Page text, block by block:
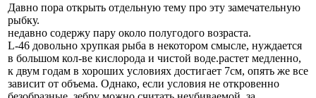
Давно пора открыть отдельную тему про эту замечательную
рыбку.
недавно содержу пару около полугодого возраста.
L-46 довольно хрупкая рыба в некотором смысле, нуждается
в большом кол-ве кислорода и чистой воде.растет медленно,
к двум годам в хороших условиях достигает 7см, опять же все
зависит от объема. Однако, если условия не откровенно